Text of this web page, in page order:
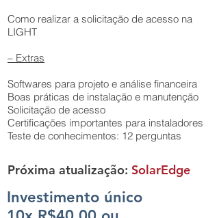
Como realizar a solicitação de acesso na
LIGHT
– Extras
Softwares para projeto e análise financeira
Boas práticas de instalação e manutenção
Solicitação de acesso
Certificações importantes para instaladores
Teste de conhecimentos: 12 perguntas
Próxima atualização: SolarEdge
Investimento único